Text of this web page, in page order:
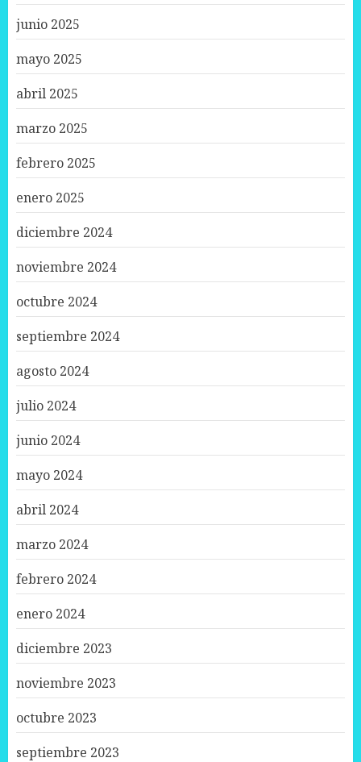
junio 2025
mayo 2025
abril 2025
marzo 2025
febrero 2025
enero 2025
diciembre 2024
noviembre 2024
octubre 2024
septiembre 2024
agosto 2024
julio 2024
junio 2024
mayo 2024
abril 2024
marzo 2024
febrero 2024
enero 2024
diciembre 2023
noviembre 2023
octubre 2023
septiembre 2023